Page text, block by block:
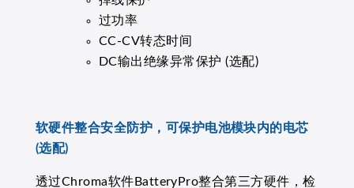
过功率
CC-CV转态时间
DC输出绝缘异常保护 (选配)
软硬件整合安全防护，可保护电池模块内的电芯
(选配)
透过Chroma软件BatteryPro整合第三方硬件，检